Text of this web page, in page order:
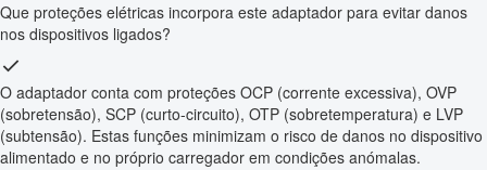
Que proteções elétricas incorpora este adaptador para evitar danos
nos dispositivos ligados?
O adaptador conta com proteções OCP (corrente excessiva), OVP
(sobretensão), SCP (curto-circuito), OTP (sobretemperatura) e LVP
(subtensão). Estas funções minimizam o risco de danos no dispositivo
alimentado e no próprio carregador em condições anómalas.